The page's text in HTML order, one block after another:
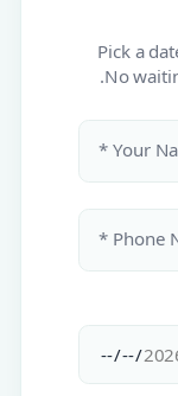
Pick a
No
Your
Phone